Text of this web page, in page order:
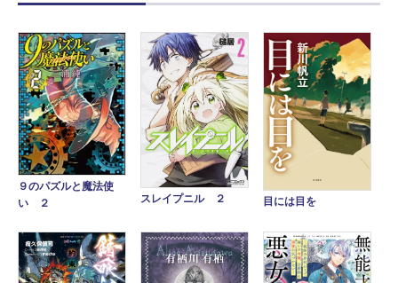
９のパズルと魔法使
い ２
スレイプニル ２ 目には目を